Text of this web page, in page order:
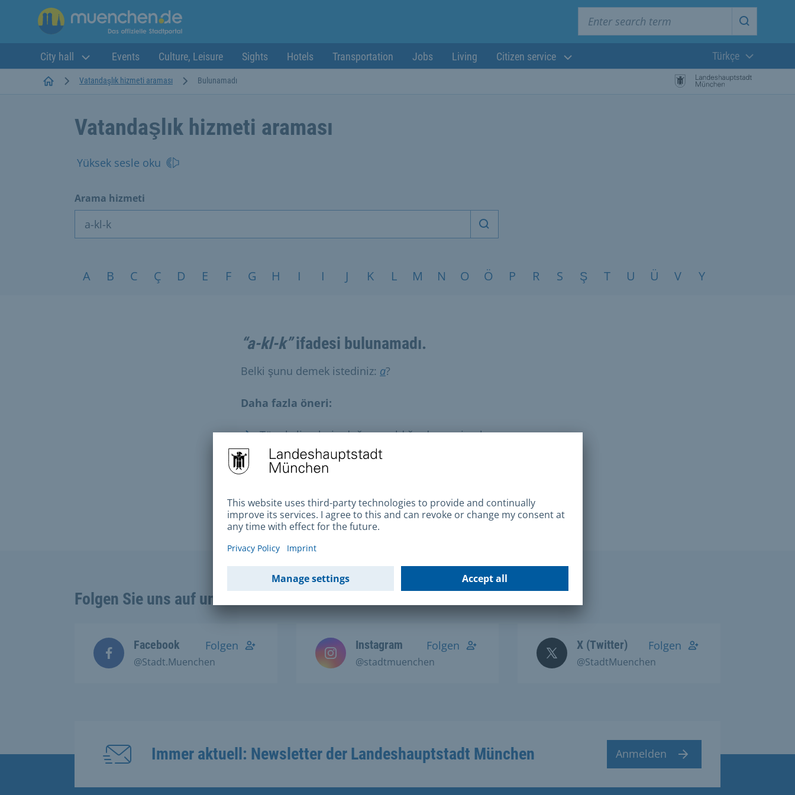
Start
City hall Events Culture, Leisure Sights Hotels Transportation Jobs Living Citizen service
Güncel dil:
Türkçe
StartseiteVatandaşlık hizmeti araması Bulunamadı
Vatandaşlık hizmeti araması
Yüksek sesle oku
Arama hizmeti
Aramaya başlayın
Konular A-Z
A B C Ç D E F G H I I J K L M N O Ö P R S Ş T U Ü V Y
“a-kl-k”ifadesi bulunamadı.
Belki şunu demek istediniz: a?
Daha fazla öneri:
Tüm kelimelerin doğru yazıldığından emin olun.
Benzer arama terimlerini deneyin.
Folgen Sie uns auf unseren Social Media Kanälen:
Facebook
@Stadt.Muenchen
Folgen Instagram
@stadtmuenchen
Folgen X (Twitter)
@StadtMuenchen
Folgen
Immer aktuell: Newsletter der Landeshauptstadt München Anmelden